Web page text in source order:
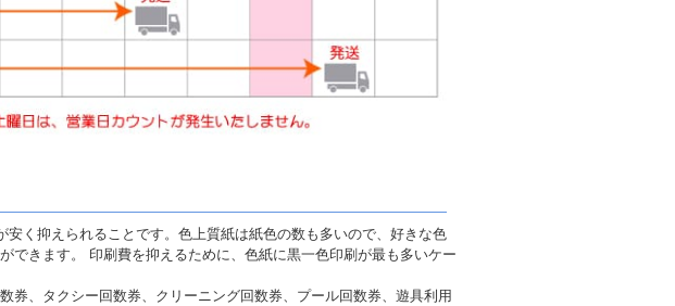
く抑えられることです。色上質紙は紙色の数も多いので、好きな色
できます。 印刷費を抑えるために、色紙に黒一色印刷が最も多いケー
、タクシー回数券、クリーニング回数券、プール回数券、遊具利用